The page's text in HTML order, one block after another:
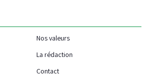
Nos valeurs
La rédaction
Contact